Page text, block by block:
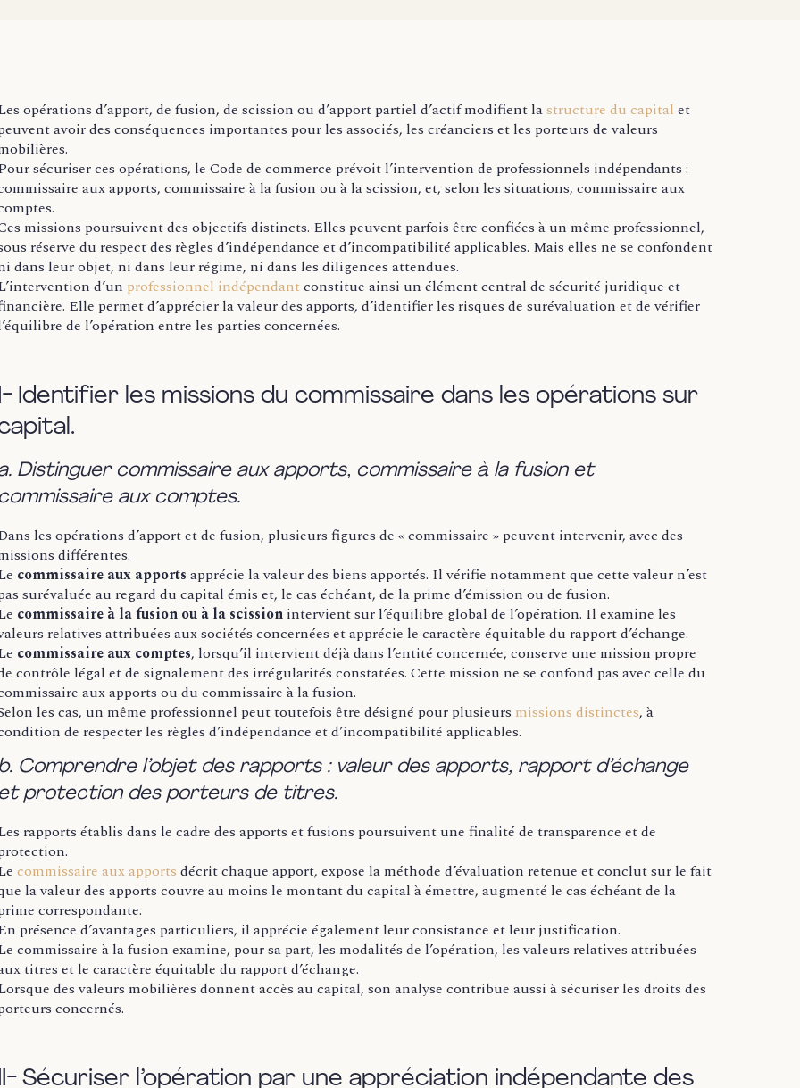
opérations d’apport, de fusion, de scission ou d’apport partiel d’actif modifient lastructure du capital et
avoir des conséquences importantes pour les associés, les créanciers et les porteurs de valeurs
sécuriser ces opérations, le Code de commerce prévoit l’intervention de professionnels indépendants :
aux apports, commissaire à la fusion ou à la scission, et, selon les situations, commissaire aux
missions poursuivent des objectifs distincts. Elles peuvent parfois être confiées à un même professionnel,
réserve du respect des règles d’indépendance et d’incompatibilité applicables. Mais elles ne se confondent
dans leur objet, ni dans leur régime, ni dans les diligences attendues.
d’un professionnel indépendantconstitue ainsi un élément central de sécurité juridique et
Elle permet d’apprécier la valeur des apports, d’identifier les risques de surévaluation et de vérifier
de l’opération entre les parties concernées.
Identifier les missions du commissaire dans les opérations sur
Distinguer commissaire aux apports, commissaire à la fusion et
commissaire aux comptes.
les opérations d’apport et de fusion, plusieurs figures de « commissaire » peuvent intervenir, avec des
différentes.
commissaire aux apports apprécie la valeur des biens apportés. Il vérifie notamment que cette valeur n’est
surévaluée au regard du capital émis et, le cas échéant, de la prime d’émission ou de fusion.
commissaire à la fusion ou à la scission intervient sur l’équilibre global de l’opération. Il examine les
relatives attribuées aux sociétés concernées et apprécie le caractère équitable du rapport d’échange.
commissaire aux comptes, lorsqu’il intervient déjà dans l’entité concernée, conserve une mission propre
contrôle légal et de signalement des irrégularités constatées. Cette mission ne se confond pas avec celle du
aux apports ou du commissaire à la fusion.
les cas, un même professionnel peut toutefois être désigné pour plusieurs missions distinctes, à
de respecter les règles d’indépendance et d’incompatibilité applicables.
Comprendre l’objet des rapports : valeur des apports, rapport d’échange
et protection des porteurs de titres.
rapports établis dans le cadre des apports et fusions poursuivent une finalité de transparence et de
commissaire aux apports décrit chaque apport, expose la méthode d’évaluation retenue et conclut sur le fait
la valeur des apports couvre au moins le montant du capital à émettre, augmenté le cas échéant de la
correspondante.
présence d’avantages particuliers, il apprécie également leur consistance et leur justification.
commissaire à la fusion examine, pour sa part, les modalités de l’opération, les valeurs relatives attribuées
titres et le caractère équitable du rapport d’échange.
des valeurs mobilières donnent accès au capital, son analyse contribue aussi à sécuriser les droits des
concernés.
Sécuriser l’opération par une appréciation indépendante des